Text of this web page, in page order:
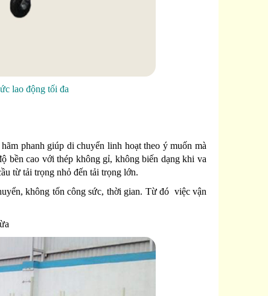
lao động tối đa
phanh giúp di chuyển linh hoạt theo ý muốn mà
bền cao với thép không gỉ, không biến dạng khi va
từ tải trọng nhỏ đến tải trọng lớn.
không tốn công sức, thời gian. Từ đó việc vận